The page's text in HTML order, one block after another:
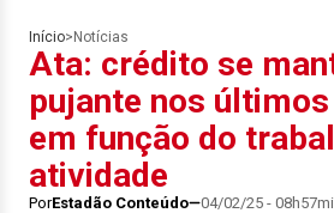
Início> Notícias
Ata: crédito se
pujante nos
em função do
atividade
PorEstadão Conteúdo 04/02/25 -